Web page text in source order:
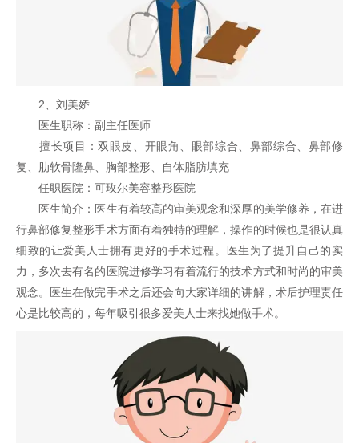
2、刘美娇
医生职称：副主任医师
擅长项目：双眼皮、开眼角、眼部综合、鼻部综合、鼻部修
复、肋软骨隆鼻、胸部整形、自体脂肪填充
任职医院：可玫尔美容整形医院
医生简介：医生有着较高的审美观念和深厚的美学修养，在进
行鼻部修复整形手术方面有着独特的理解，操作的时候也是很认真
细致的让爱美人士拥有更好的手术过程。医生为了提升自己的实
力，多次去有名的医院进修学习有着流行的技术方式和时尚的审美
观念。医生在做完手术之后还会向大家详细的讲解，术后护理责任
心是比较高的，每年吸引很多爱美人士来找她做手术。